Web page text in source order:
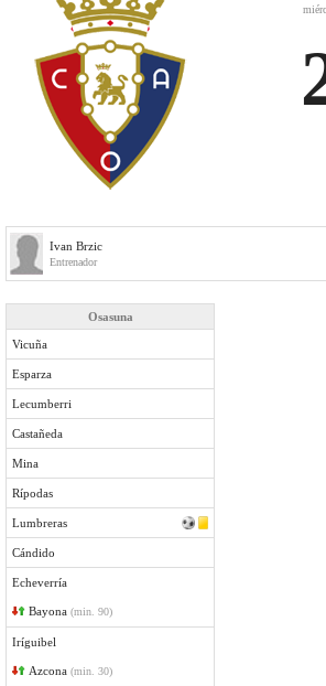
Ivan Brzic
Entrenador
Osasuna
Vicuña
Esparza
Lecumberri
Castañeda
Mina
Rípodas
Lumbreras
Cándido
Echeverría
Bayona (min. 90)
Iríguibel
Azcona (min. 30)